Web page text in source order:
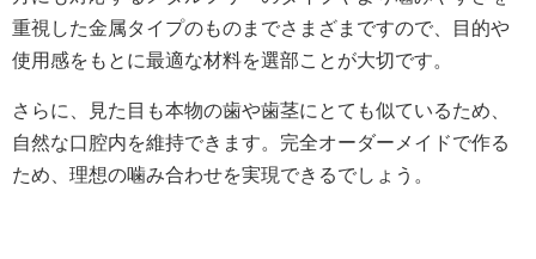
重視した金属タイプのものまでさまざまですので、目的や
使用感をもとに最適な材料を選部ことが大切です。
さらに、見た目も本物の歯や歯茎にとても似ているため、
自然な口腔内を維持できます。完全オーダーメイドで作る
ため、理想の噛み合わせを実現できるでしょう。